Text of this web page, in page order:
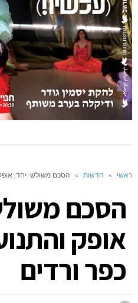
ראשי » חדשות » הסכם משולש: יחד,
הסכם
אופק
כפר ורדים